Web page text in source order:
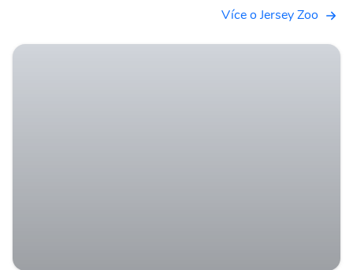
Více o Jersey Zoo